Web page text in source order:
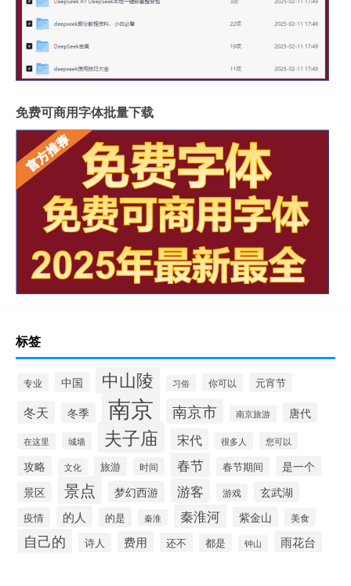
免费可商用字体批量下载
标签
专业 中国 中山陵 习俗 你可以 元宵节
冬天 冬季 南京 南京市 南京旅游 唐代
在这里 城墙 夫子庙 宋代 很多人 您可以
攻略 文化 旅游 时间 春节 春节期间
是一个
景区
景点 梦幻西游 游客 游戏 玄武湖
疫情 的人 的是 秦淮 秦淮河 紫金山 美食
自己的 诗人 费用 还不 都是 钟山 雨花台